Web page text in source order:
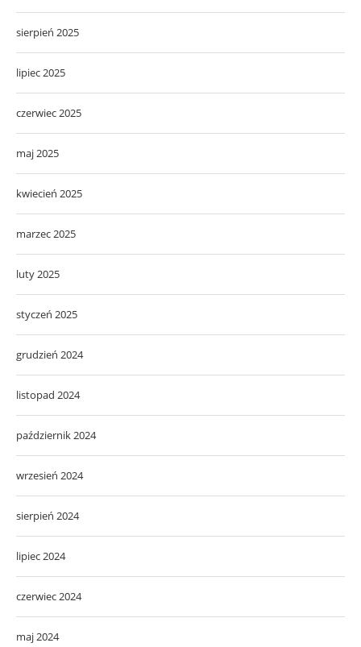
sierpień 2025
lipiec 2025
czerwiec 2025
maj 2025
kwiecień 2025
marzec 2025
luty 2025
styczeń 2025
grudzień 2024
listopad 2024
październik 2024
wrzesień 2024
sierpień 2024
lipiec 2024
czerwiec 2024
maj 2024